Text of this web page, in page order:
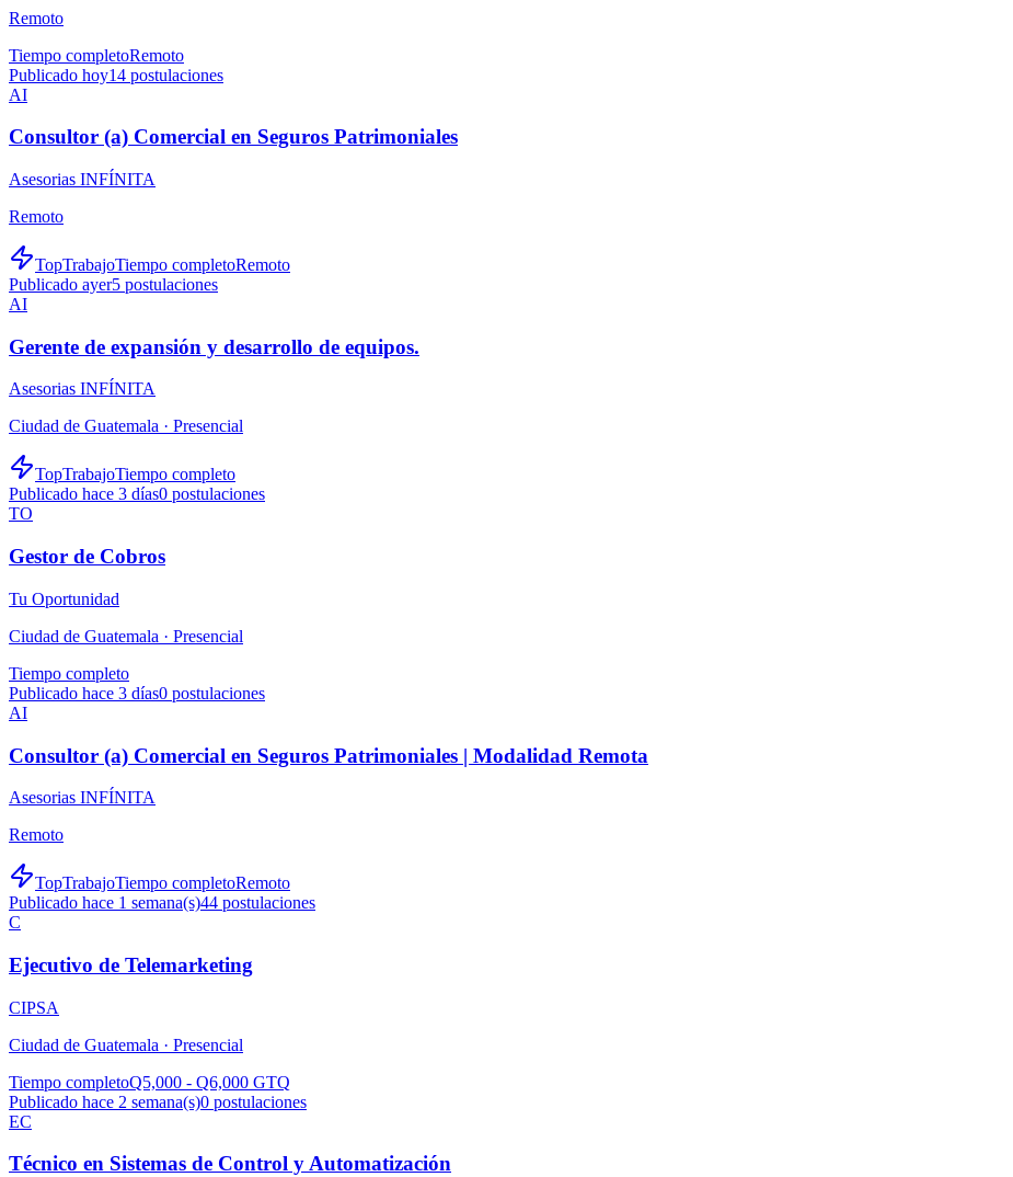
Remoto
Tiempo completoRemoto
Publicado hoy14 postulaciones
AI
Consultor (a) Comercial en Seguros Patrimoniales
Asesorias INFÍNITA
Remoto
TopTrabajoTiempo completoRemoto
Publicado ayer5 postulaciones
AI
Gerente de expansión y desarrollo de equipos.
Asesorias INFÍNITA
Ciudad de Guatemala · Presencial
TopTrabajoTiempo completo
Publicado hace 3 días0 postulaciones
TO
Gestor de Cobros
Tu Oportunidad
Ciudad de Guatemala · Presencial
Tiempo completo
Publicado hace 3 días0 postulaciones
AI
Consultor (a) Comercial en Seguros Patrimoniales | Modalidad Remota
Asesorias INFÍNITA
Remoto
TopTrabajoTiempo completoRemoto
Publicado hace 1 semana(s)44 postulaciones
C
Ejecutivo de Telemarketing
CIPSA
Ciudad de Guatemala · Presencial
Tiempo completoQ5,000 - Q6,000 GTQ
Publicado hace 2 semana(s)0 postulaciones
EC
Técnico en Sistemas de Control y Automatización